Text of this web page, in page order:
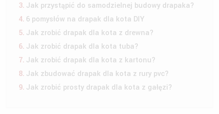
Jak przystąpić do samodzielnej budowy drapaka?
6 pomysłów na drapak dla kota DIY
Jak zrobić drapak dla kota z drewna?
Jak zrobić drapak dla kota tuba?
Jak zrobić drapak dla kota z kartonu?
Jak zbudować drapak dla kota z rury pvc?
Jak zrobić prosty drapak dla kota z gałęzi?